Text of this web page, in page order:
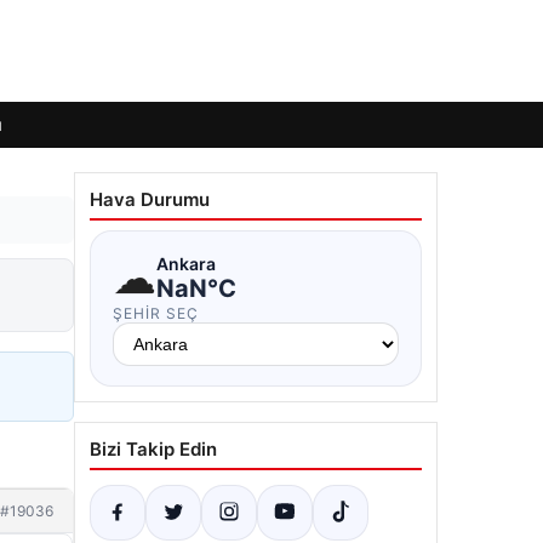
#19036
Hava Durumu
☁Ankara
NaN°C
ŞEHIR SEÇ
Bizi Takip Edin